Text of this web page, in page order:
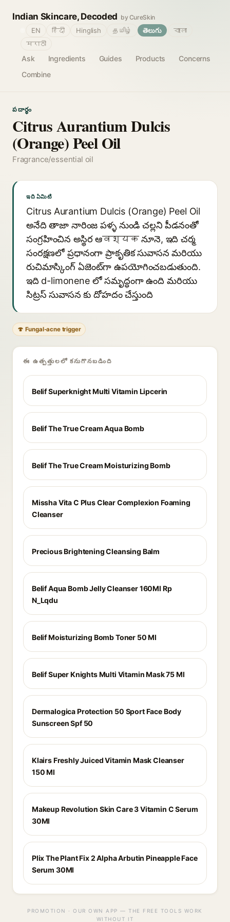
Indian Skincare, Decoded by CureSkin
Ask Ingredients Guides Products
Concerns
Combine
EN हिंदी Hinglish தமிழ் తెలుగు
বাংলা
मराठी
పదార్థం
Citrus Aurantium Dulcis
(Orange) Peel Oil
Fragrance/essential oil
ఇది ఏమిటి
Citrus Aurantium Dulcis (Orange) Peel Oil
అనేది తాజా నారింజ పళ్ళ నుండి చల్లని పీడనంతో
సంగ్రహించిన అస్థిర ఆवश्यक నూనె, ఇది చర్మ
సంరక్షణలో ప్రధానంగా ప్రాకృతిక సువాసన మరియు
రుచిమాస్కింగ్ ఏజెంట్‌గా ఉపయోగించబడుతుంది.
ఇది d-limonene లో సమృద్ధంగా ఉంది మరియు
సిట్రస్ సువాసన కు దోహదం చేస్తుంది
🍄 Fungal-acne trigger
ఈ ఉత్పత్తులలో కనుగొనబడింది
Belif Superknight Multi Vitamin Lipcerin
Belif The True Cream Aqua Bomb
Belif The True Cream Moisturizing Bomb
Missha Vita C Plus Clear Complexion Foaming
Cleanser
Precious Brightening Cleansing Balm
Belif Aqua Bomb Jelly Cleanser 160Ml Rp
N_Lqdu
Belif Moisturizing Bomb Toner 50 Ml
Belif Super Knights Multi Vitamin Mask 75 Ml
Dermalogica Protection 50 Sport Face Body
Sunscreen Spf 50
Klairs Freshly Juiced Vitamin Mask Cleanser
150 Ml
Makeup Revolution Skin Care 3 Vitamin C Serum
30Ml
Plix The Plant Fix 2 Alpha Arbutin Pineapple Face
Serum 30Ml
PROMOTION · OUR OWN APP — THE FREE TOOLS WORK
WITHOUT IT